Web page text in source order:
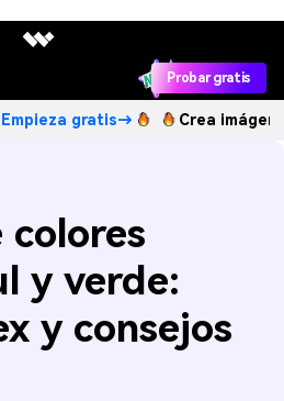
Probar gratis
gratis→ Crea imágenes IA
colores
y verde:
y consejos